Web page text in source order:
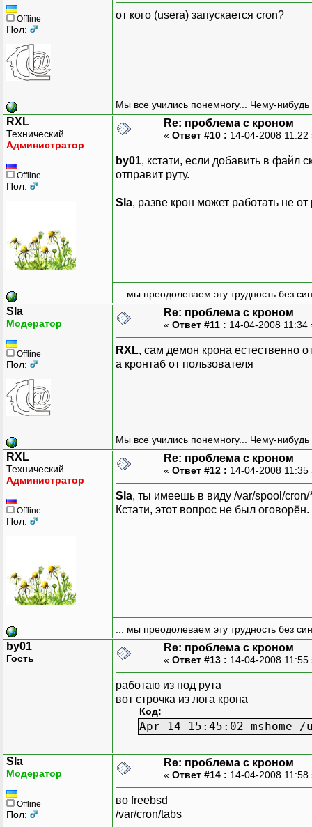
Offline
Пол:
от кого (userа) запускается cron?
Мы все учились понемногу... Чему-нибудь
RXL
Технический
Администратор
Offline
Пол:
Re: проблема с кроном
« Ответ #10 : 14-04-2008
by01, кстати, если добавить в файл
отправит руту.
Sla, разве крон может работать не
... мы преодолеваем эту трудность без
Sla
Модератор
Offline
Пол:
Re: проблема с кроном
« Ответ #11 : 14-04-2008
RXL, сам демон крона естественно
а кронтаб от пользователя
Мы все учились понемногу... Чему-нибудь
RXL
Технический
Администратор
Offline
Пол:
Re: проблема с кроном
« Ответ #12 : 14-04-2008
Sla, ты имеешь в виду /var/spool/cron/
Кстати, этот вопрос не был
... мы преодолеваем эту трудность без
by01
Гость
Re: проблема с кроном
« Ответ #13 : 14-04-2008
работаю из под рута
вот строчка из лога крона
Код:
Apr 14 15:45:02
Sla
Модератор
Offline
Пол:
Re: проблема с кроном
« Ответ #14 : 14-04-2008
во freebsd
/var/cron/tabs